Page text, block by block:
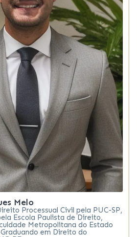
Melo
Processual Civil pela PUC-SP,
Escola Paulista de Direito,
Metropolitana do Estado
em Direito do